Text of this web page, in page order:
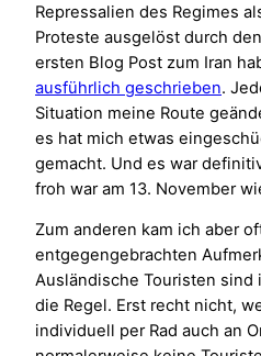
Repressalien des Regimes
Proteste ausgelöst durch
ersten Blog Post zum Iran
ausführlich geschrieben.
Situation meine Route
es hat mich etwas
gemacht. Und es war
froh war am 13. November
Zum anderen kam ich aber
entgegengebrachten
Ausländische Touristen sind
die Regel. Erst recht nicht,
individuell per Rad auch an